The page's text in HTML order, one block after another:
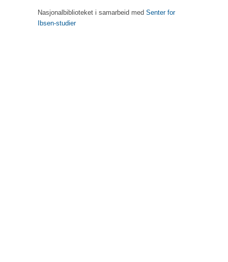
Nasjonalbiblioteket i samarbeid med Senter for
Ibsen-studier